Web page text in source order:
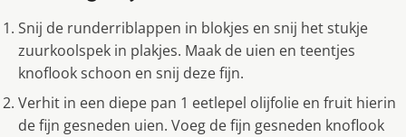
Snij de runderriblappen in blokjes en snij het stukje
zuurkoolspek in plakjes. Maak de uien en teentjes
knoflook schoon en snij deze fijn.
Verhit in een diepe pan 1 eetlepel olijfolie en fruit hierin
de fijn gesneden uien. Voeg de fijn gesneden knoflook